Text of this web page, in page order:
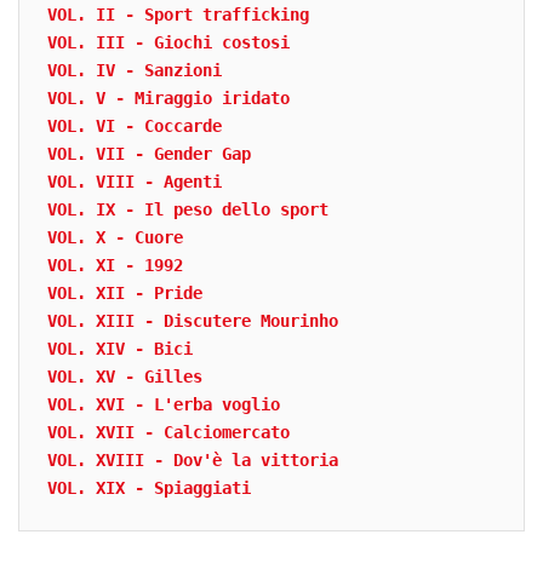
VOL. II - Sport trafficking
VOL. III - Giochi costosi
VOL. IV - Sanzioni
VOL. V - Miraggio iridato
VOL. VI - Coccarde
VOL. VII - Gender Gap
VOL. VIII - Agenti
VOL. IX - Il peso dello sport
VOL. X - Cuore
VOL. XI - 1992
VOL. XII - Pride
VOL. XIII - Discutere Mourinho
VOL. XIV - Bici
VOL. XV - Gilles
VOL. XVI - L'erba voglio
VOL. XVII - Calciomercato
VOL. XVIII - Dov'è la vittoria
VOL. XIX - Spiaggiati